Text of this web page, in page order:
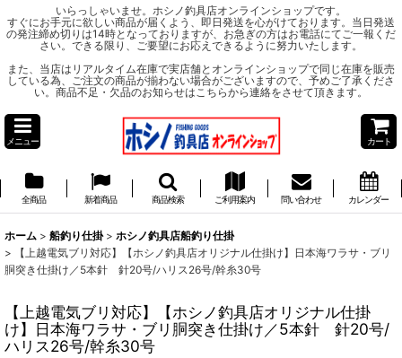
いらっしゃいませ。ホシノ釣具店オンラインショップです。
すぐにお手元に欲しい商品が届くよう、即日発送を心がけております。当日発送
の発注締め切りは14時となっておりますが、お急ぎの方はお電話にてご一報くだ
さい。できる限り、ご要望にお応えできるように努力いたします。
また、当店はリアルタイム在庫で実店舗とオンラインショップで同じ在庫を販売
している為、ご注文の商品が揃わない場合がございますので、予めご了承くださ
い。商品不足・欠品のお知らせはこちらから連絡をさせて頂きます。
メニュー カート
全商品 新着商品 商品検索 ご利用案内 問い合わせ カレンダー
ホーム > 船釣り仕掛 > ホシノ釣具店船釣り仕掛
>
【上越電気ブリ対応】【ホシノ釣具店オリジナル仕掛け】日本海ワラサ・ブリ
胴突き仕掛け／5本針 針20号/ハリス26号/幹糸30号
【上越電気ブリ対応】【ホシノ釣具店オリジナル仕掛
け】日本海ワラサ・ブリ胴突き仕掛け／5本針 針20号/
ハリス26号/幹糸30号